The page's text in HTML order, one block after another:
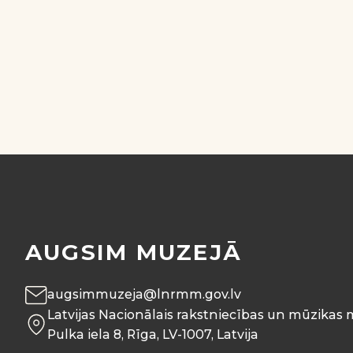
AUGSIM MUZEJĀ
augsimmuzeja@lnrmm.gov.lv
Latvijas Nacionālais rakstniecības un mūzikas
Pulka iela 8, Rīga, LV-1007, Latvija